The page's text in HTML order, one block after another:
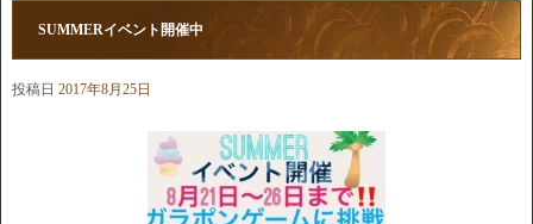
SUMMERイベント開催中
投稿日 2017年8月25日